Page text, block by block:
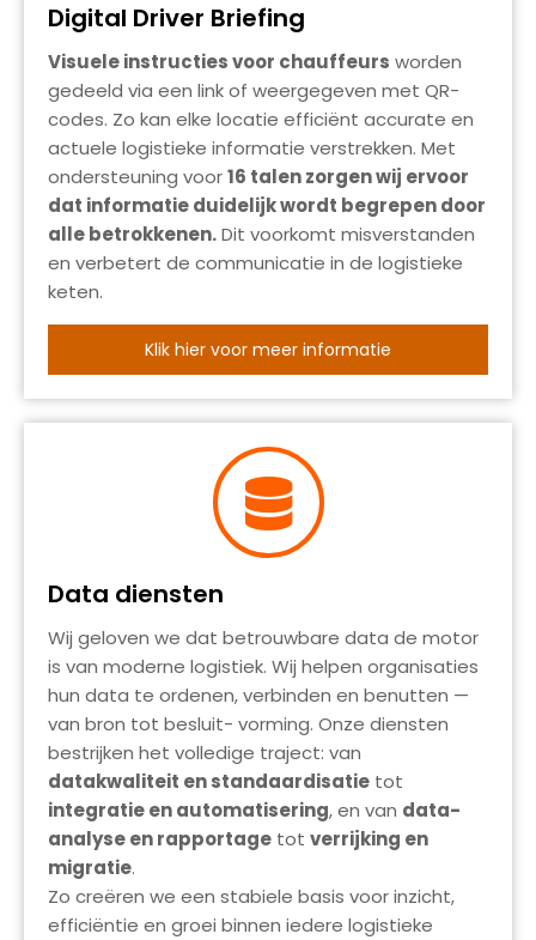
Digital Driver Briefing
Visuele instructies voor chauffeurs worden
gedeeld via een link of weergegeven met QR-
codes. Zo kan elke locatie efficiënt accurate en
actuele logistieke informatie verstrekken. Met
ondersteuning voor16 talen zorgen wij ervoor
dat informatie duidelijk wordt begrepen door
alle betrokkenen.Dit voorkomt misverstanden
en verbetert de communicatie in de logistieke
keten.
Klik hier voor meer informatie
Data diensten
Wij geloven we dat betrouwbare data de motor
is van moderne logistiek. Wij helpen organisaties
hun data te ordenen, verbinden en benutten —
van bron tot besluit- vorming. Onze diensten
bestrijken het volledige traject: van
datakwaliteit en standaardisatie tot
integratie en automatisering, en van data-
analyse en rapportage tot verrijking en
migratie.
Zo creëren we een stabiele basis voor inzicht,
efficiëntie en groei binnen iedere logistieke